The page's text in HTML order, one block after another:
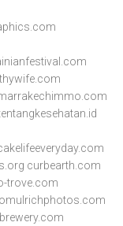
curbearth.com
trove.com